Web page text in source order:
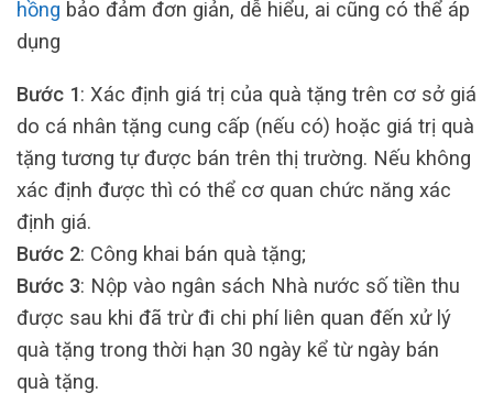
hồng bảo đảm đơn giản, dễ hiểu, ai cũng có thể áp
dụng
Bước 1: Xác định giá trị của quà tặng trên cơ sở giá
do cá nhân tặng cung cấp (nếu có) hoặc giá trị quà
tặng tương tự được bán trên thị trường. Nếu không
xác định được thì có thể cơ quan chức năng xác
định giá.
Bước 2: Công khai bán quà tặng;
Bước 3: Nộp vào ngân sách Nhà nước số tiền thu
được sau khi đã trừ đi chi phí liên quan đến xử lý
quà tặng trong thời hạn 30 ngày kể từ ngày bán
quà tặng.